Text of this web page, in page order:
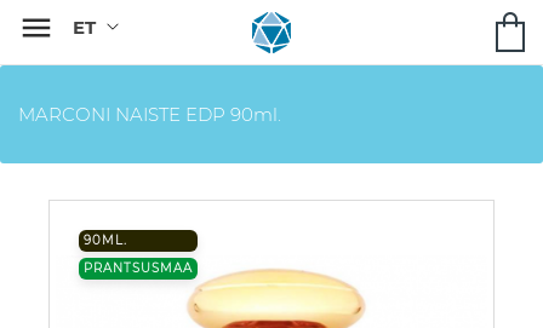

MARCONI NAISTE EDP 90ml.
90ML.
PRANTSUSMAA